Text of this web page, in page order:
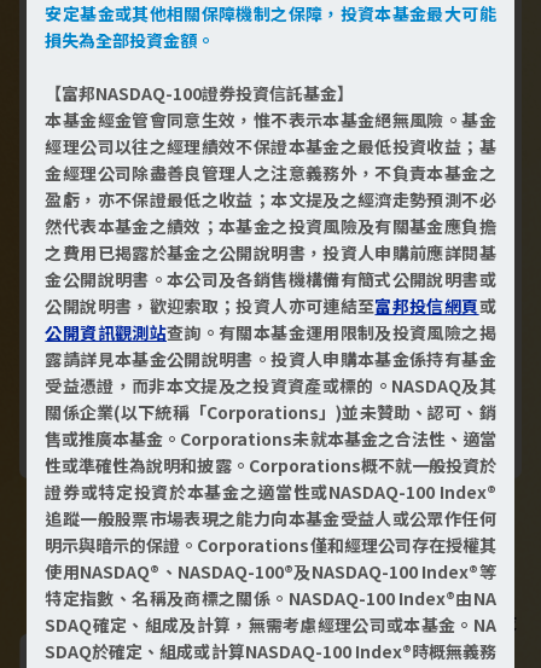
基金以追蹤NASDAQ-100指數
（NASDAQ-100 Index）為投資目標，參
與美股市場。
NASDAQ-100指數聚焦強勁科技洪流趨
勢，輕鬆自動掌握主流新經濟。
指數化投資，基金持股組合透明且容易掌
握。
立即了解
即日起至2026/12/31前，透過富邦投
信線上交易，申購上述基金，即可享
安定基金或其他相關保障機制之保障，投資本基金最大可能
損失為全部投資金額。
【富邦NASDAQ-100證券投資信託基金】
本基金經金管會同意生效，惟不表示本基金絕無風險。基金
經理公司以往之經理績效不保證本基金之最低投資收益；基
金經理公司除盡善良管理人之注意義務外，不負責本基金之
盈虧，亦不保證最低之收益；本文提及之經濟走勢預測不必
然代表本基金之績效；本基金之投資風險及有關基金應負擔
之費用已揭露於基金之公開說明書，投資人申購前應詳閱基
金公開說明書。本公司及各銷售機構備有簡式公開說明書或
公開說明書，歡迎索取；投資人亦可連結至富邦投信網頁或
公開資訊觀測站查詢。有關本基金運用限制及投資風險之揭
露請詳見本基金公開說明書。投資人申購本基金係持有基金
受益憑證，而非本文提及之投資資產或標的。NASDAQ及其
關係企業(以下統稱「Corporations」)並未贊助、認可、銷
售或推廣本基金。Corporations未就本基金之合法性、適當
性或準確性為說明和披露。Corporations概不就一般投資於
證券或特定投資於本基金之適當性或NASDAQ-100 Index®
追蹤一般股票市場表現之能力向本基金受益人或公眾作任何
明示與暗示的保證。Corporations僅和經理公司存在授權其
使用NASDAQ®、NASDAQ-100®及NASDAQ-100 Index®等
特定指數、名稱及商標之關係。NASDAQ-100 Index®由NA
SDAQ確定、組成及計算，無需考慮經理公司或本基金。NA
SDAQ於確定、組成或計算NASDAQ-100 Index®時概無義務